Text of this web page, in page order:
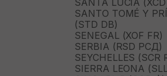
SANTA LUCÍA
SANTO TOMÉ Y
(STD DB)
SENEGAL (XOF FR)
SERBIA (RSD РСД)
SEYCHELLES
SIERRA LEONA